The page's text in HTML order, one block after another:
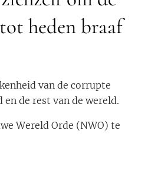
heden braaf
van de corrupte
de rest van de wereld.
Wereld Orde (NWO) te